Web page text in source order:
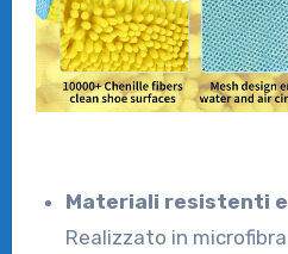
Materiali resistenti
Realizzato in